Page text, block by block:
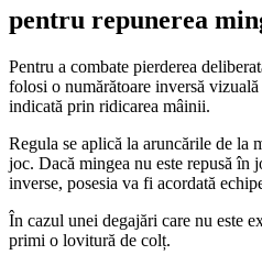
pentru repunerea
Pentru a combate pierderea
folosi o numărătoare inversă
indicată prin ridicarea mâinii.
Regula se aplică la aruncările de la
joc. Dacă mingea nu este repusă în
inverse, posesia va fi acordată
În cazul unei degajări care nu este
primi o lovitură de colț.